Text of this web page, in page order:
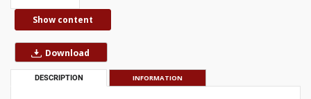
Show content
Download
DESCRIPTION INFORMATION